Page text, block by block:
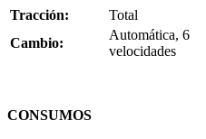
Tracción: Total
Cambio:
Automática, 6
velocidades
CONSUMOS